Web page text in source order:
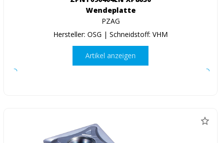
Wendeplatte
PZAG
Hersteller: OSG | Schneidstoff: VHM
Artikel anzeigen